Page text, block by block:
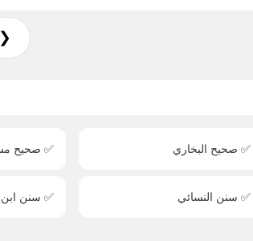
✅ صحيح البخاري ✅ صحيح
✅ سنن النسائي ✅ سنن